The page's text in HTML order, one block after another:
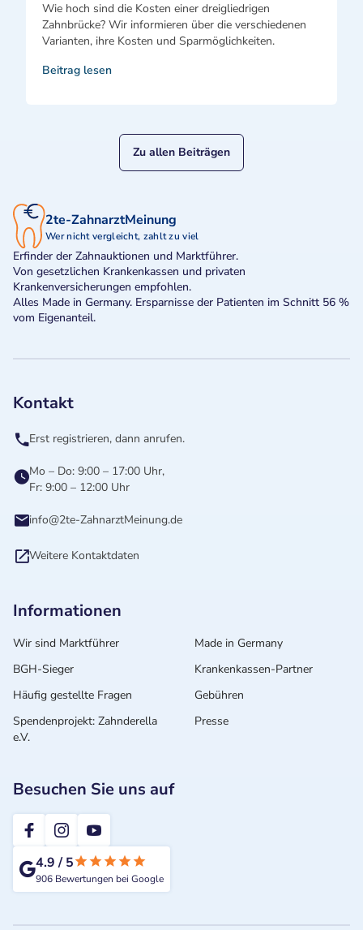
Wie hoch sind die Kosten einer dreigliedrigen
Zahnbrücke? Wir informieren über die verschiedenen
Varianten, ihre Kosten und Sparmöglichkeiten.
Beitrag lesen
Zu allen Beiträgen
2te-ZahnarztMeinung
Wer nicht vergleicht, zahlt zu viel
Erfinder der Zahnauktionen und Marktführer.
Von gesetzlichen Krankenkassen und privaten
Krankenversicherungen empfohlen.
Alles Made in Germany. Ersparnisse der Patienten im Schnitt 56 %
vom Eigenanteil.
Kontakt
Erst registrieren, dann anrufen.
Mo – Do: 9:00 – 17:00 Uhr,
Fr: 9:00 – 12:00 Uhr
info@2te-ZahnarztMeinung.de
Weitere Kontaktdaten
Informationen
Wir sind Marktführer
Made in Germany
BGH-Sieger
Krankenkassen-Partner
Häufig gestellte Fragen
Gebühren
Spendenprojekt: Zahnderella
e.V.
Presse
Besuchen Sie uns auf
2te-ZahnarztMeinung
4.9/5
906 Bewertungen bei Google